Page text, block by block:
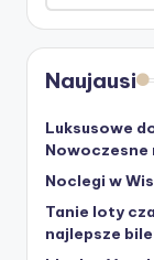
Naujausi
Luksusowe
Nowoczesne
Noclegi w
Tanie loty
najlepsze